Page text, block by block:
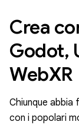
Crea
Godot,
WebXR
Chiunque abbia
con i popolari